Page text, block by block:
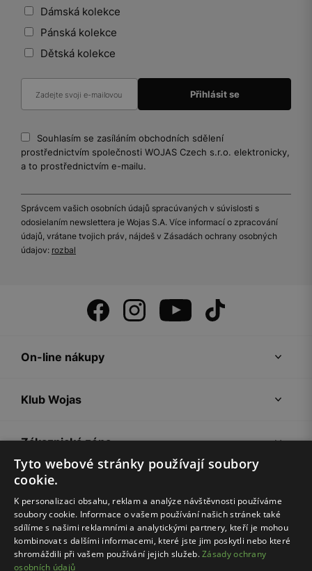
Dámská kolekce
Pánská kolekce
Dětská kolekce
Souhlasím se zasíláním obchodních sdělení
prostřednictvím společnosti WOJAS Czech s.r.o. elektronicky,
a to prostřednictvím e-mailu.
Správcem vašich osobních údajů spracúvaných v súvislosti s
odosielaním newslettera je Wojas S.A. Více informací o zpracování
údajů, vrátane tvojich práv, nájdeš v Zásadách ochrany osobných
údajov: rozbal
On-line nákupy
Klub Wojas
Zákaznická zóna
Společnost Wojas
Rady
Tyto webové stránky používají soubory
cookie.
K personalizaci obsahu, reklam a analýze návštěvnosti používáme
soubory cookie. Informace o vašem používání našich stránek také
sdílíme s našimi reklamními a analytickými partnery, kteří je mohou
kombinovat s dalšími informacemi, které jste jim poskytli nebo které
shromáždili při vašem používání jejich služeb.Zásady ochrany
osobních údajů